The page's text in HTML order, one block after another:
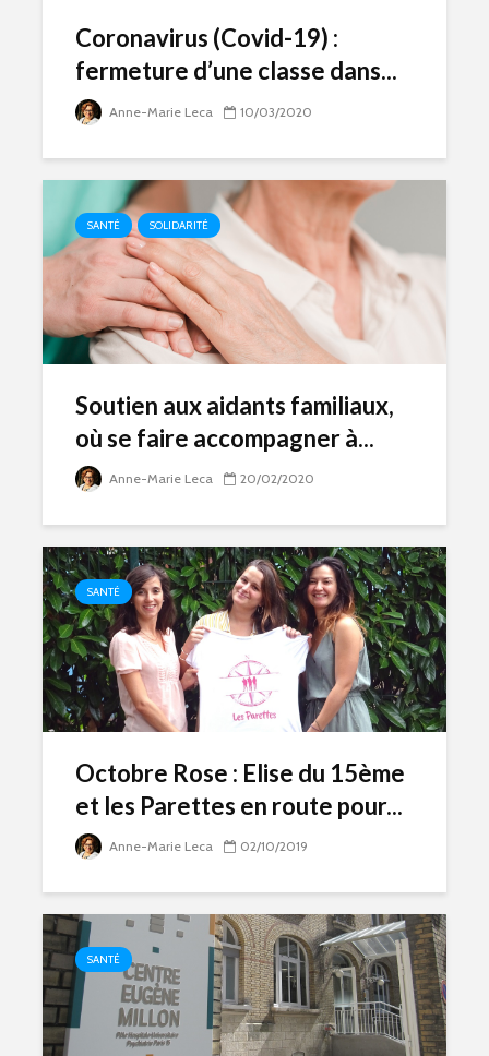
Coronavirus (Covid-19) :
fermeture d’une classe dans...
Anne-Marie Leca 10/03/2020
SANTÉ SOLIDARITÉ
Soutien aux aidants familiaux,
où se faire accompagner à...
Anne-Marie Leca 20/02/2020
SANTÉ
Octobre Rose : Elise du 15ème
et les Parettes en route pour...
Anne-Marie Leca 02/10/2019
SANTÉ